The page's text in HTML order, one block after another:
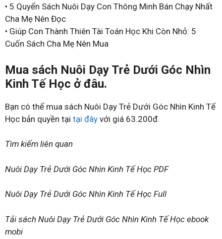
• 5 Quyển Sách Nuôi Dạy Con Thông Minh Bán Chạy Nhất
Cha Mẹ Nên Đọc
• Giúp Con Thành Thiên Tài Toán Học Khi Còn Nhỏ: 5
Cuốn Sách Cha Mẹ Nên Mua
Mua sách Nuôi Dạy Trẻ Dưới Góc Nhìn
Kinh Tế Học ở đâu.
Bạn có thể mua sách Nuôi Dạy Trẻ Dưới Góc Nhìn Kinh Tế
Học bản quyền tại tại đây với giá 63.200đ.
Tìm kiếm liên quan
Nuôi Dạy Trẻ Dưới Góc Nhìn Kinh Tế Học PDF
Nuôi Dạy Trẻ Dưới Góc Nhìn Kinh Tế Học Full
Tải sách Nuôi Dạy Trẻ Dưới Góc Nhìn Kinh Tế Học ebook
mobi